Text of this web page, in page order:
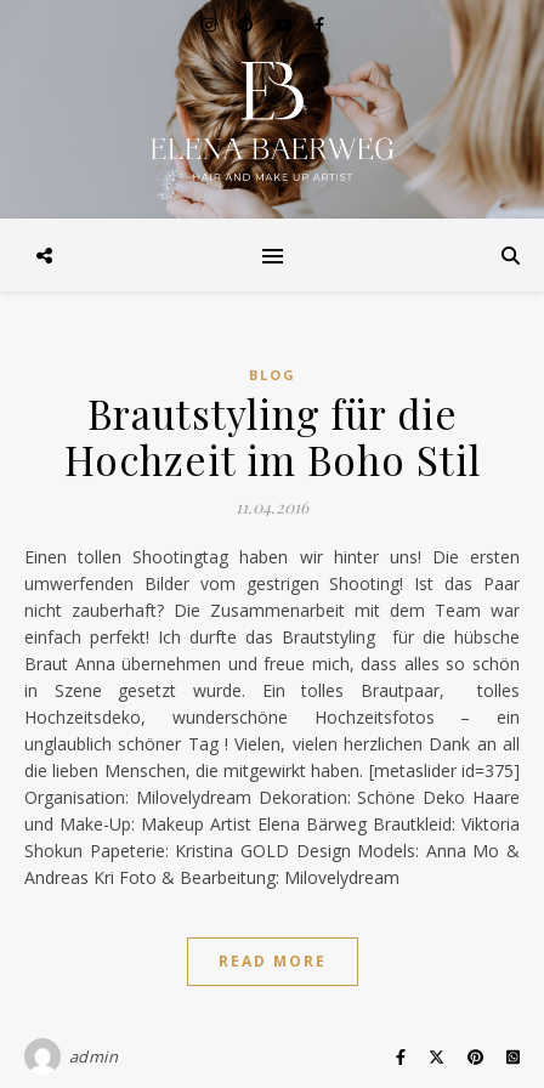
Make-up, Hairstyling, Brautstyling, Make-up Workshops, Make-up
BLOG
Brautstyling für die
Hochzeit im Boho Stil
11.04.2016
Einen tollen Shootingtag haben wir hinter uns! Die ersten
umwerfenden Bilder vom gestrigen Shooting! Ist das Paar
nicht zauberhaft? Die Zusammenarbeit mit dem Team war
einfach perfekt! Ich durfte das Brautstyling für die hübsche
Braut Anna übernehmen und freue mich, dass alles so schön
in Szene gesetzt wurde. Ein tolles Brautpaar, tolles
Hochzeitsdeko, wunderschöne Hochzeitsfotos – ein
unglaublich schöner Tag ! Vielen, vielen herzlichen Dank an all
die lieben Menschen, die mitgewirkt haben. [metaslider id=375]
Organisation: Milovelydream Dekoration: Schöne Deko Haare
und Make-Up: Makeup Artist Elena Bärweg Brautkleid: Viktoria
Shokun Papeterie: Kristina GOLD Design Models: Anna Mo &
Andreas Kri Foto & Bearbeitung: Milovelydream
READ MORE
admin